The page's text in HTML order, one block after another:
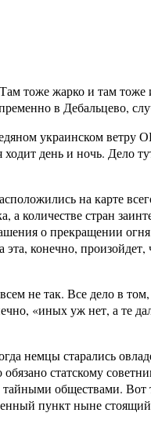
тоже жарко и там тоже
в Дебальцево,
украинском
день и ночь. Дело
на карте
а количестве стран
о прекращении
эта, конечно,
не так. Все дело в
«иных уж нет, а те
немцы старались
статскому
тайными обществами.
пункт ныне